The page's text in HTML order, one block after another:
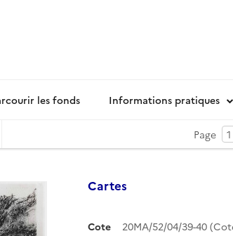
les fonds Informations pratiques
Page
Cartes
Cote 20MA/52/04/39-40